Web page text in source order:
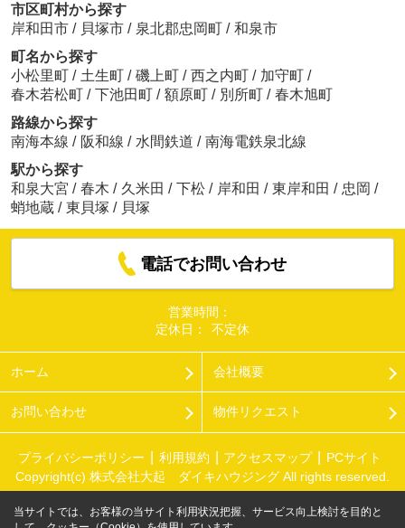
市区町村から探す
岸和田市 / 貝塚市 / 泉北郡忠岡町 / 和泉市
町名から探す
小松里町 / 土生町 / 磯上町 / 西之内町 / 加守町 /
春木若松町 / 下池田町 / 額原町 / 別所町 / 春木旭町
路線から探す
南海本線 / 阪和線 / 水間鉄道 / 南海電鉄泉北線
駅から探す
和泉大宮 / 春木 / 久米田 / 下松 / 岸和田 / 東岸和田 / 忠岡 /
蛸地蔵 / 東貝塚 / 貝塚
電話でお問い合わせ
営業時間：
定休日：
不定休
ホーム 会社概要
お問い合わせ 物件リクエスト
プライバシーポリシー 利用規約 アクセスマップ
PCサイト
Copyright(c) 株式会社大起 ダイキハウジング All rights reserved.
当サイトでは、お客様の当サイト利用状況把握、サービス向上検討を目的と